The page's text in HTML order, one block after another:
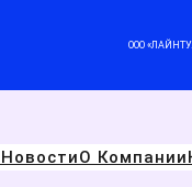
ООО
НовостиО Компании